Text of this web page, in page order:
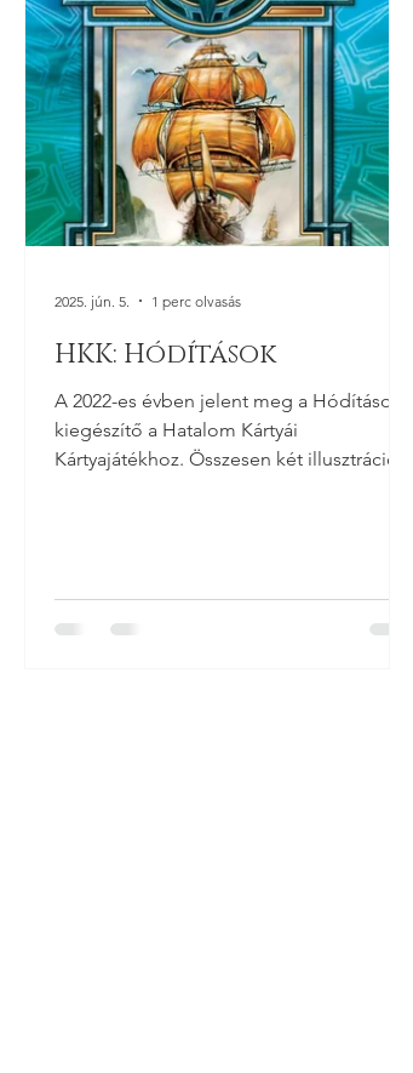
HKK: Hódítások
A 2022-es évben jelent meg a Hódítások
kiegészítő a Hatalom Kártyái
Kártyajátékhoz. Összesen két illusztrációm
2025. jún. 5. 1 perc olvasás